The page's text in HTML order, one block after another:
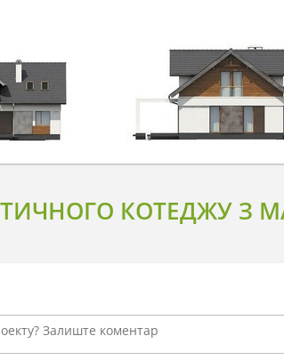
КОТЕДЖУ З